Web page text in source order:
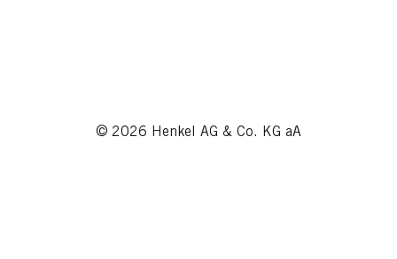
© 2026 Henkel AG & Co. KG aA